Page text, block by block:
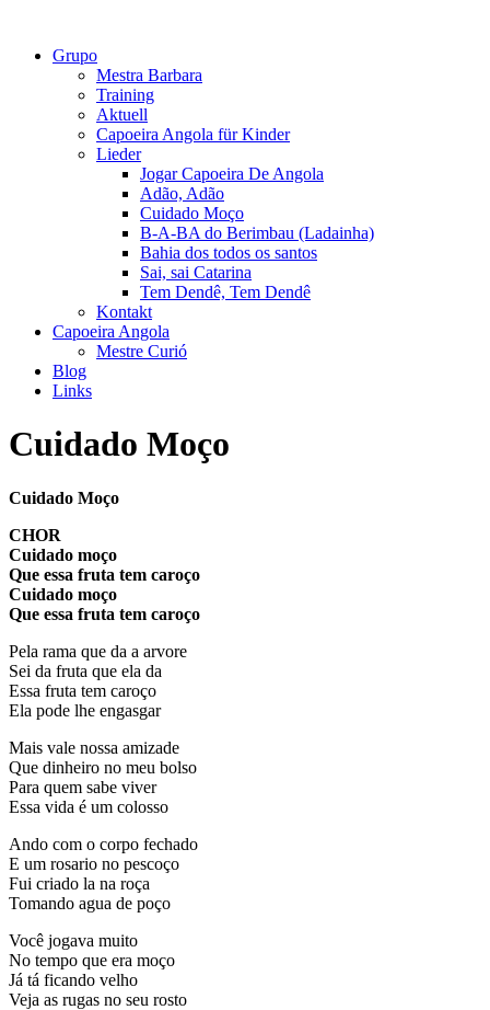
Grupo
Mestra Barbara
Training
Aktuell
Capoeira Angola für Kinder
Lieder
Jogar Capoeira De Angola
Adão, Adão
Cuidado Moço
B-A-BA do Berimbau (Ladainha)
Bahia dos todos os santos
Sai, sai Catarina
Tem Dendê, Tem Dendê
Kontakt
Capoeira Angola
Mestre Curió
Blog
Links
Cuidado Moço
Cuidado Moço
CHOR
Cuidado moço
Que essa fruta tem caroço
Cuidado moço
Que essa fruta tem caroço
Pela rama que da a arvore
Sei da fruta que ela da
Essa fruta tem caroço
Ela pode lhe engasgar
Mais vale nossa amizade
Que dinheiro no meu bolso
Para quem sabe viver
Essa vida é um colosso
Ando com o corpo fechado
E um rosario no pescoço
Fui criado la na roça
Tomando agua de poço
Você jogava muito
No tempo que era moço
Já tá ficando velho
Veja as rugas no seu rosto